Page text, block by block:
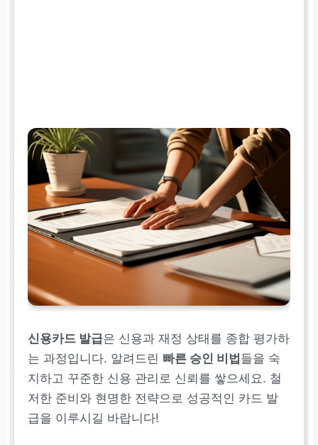
신용카드 발급은 신용과 재정 상태를 종합 평가하
는 과정입니다. 알려드린 빠른 승인 비법 들을 숙
지하고 꾸준한 신용 관리로 신뢰를 쌓으세요. 철
저한 준비와 현명한 전략으로 성공적인 카드 발
급을 이루시길 바랍니다!